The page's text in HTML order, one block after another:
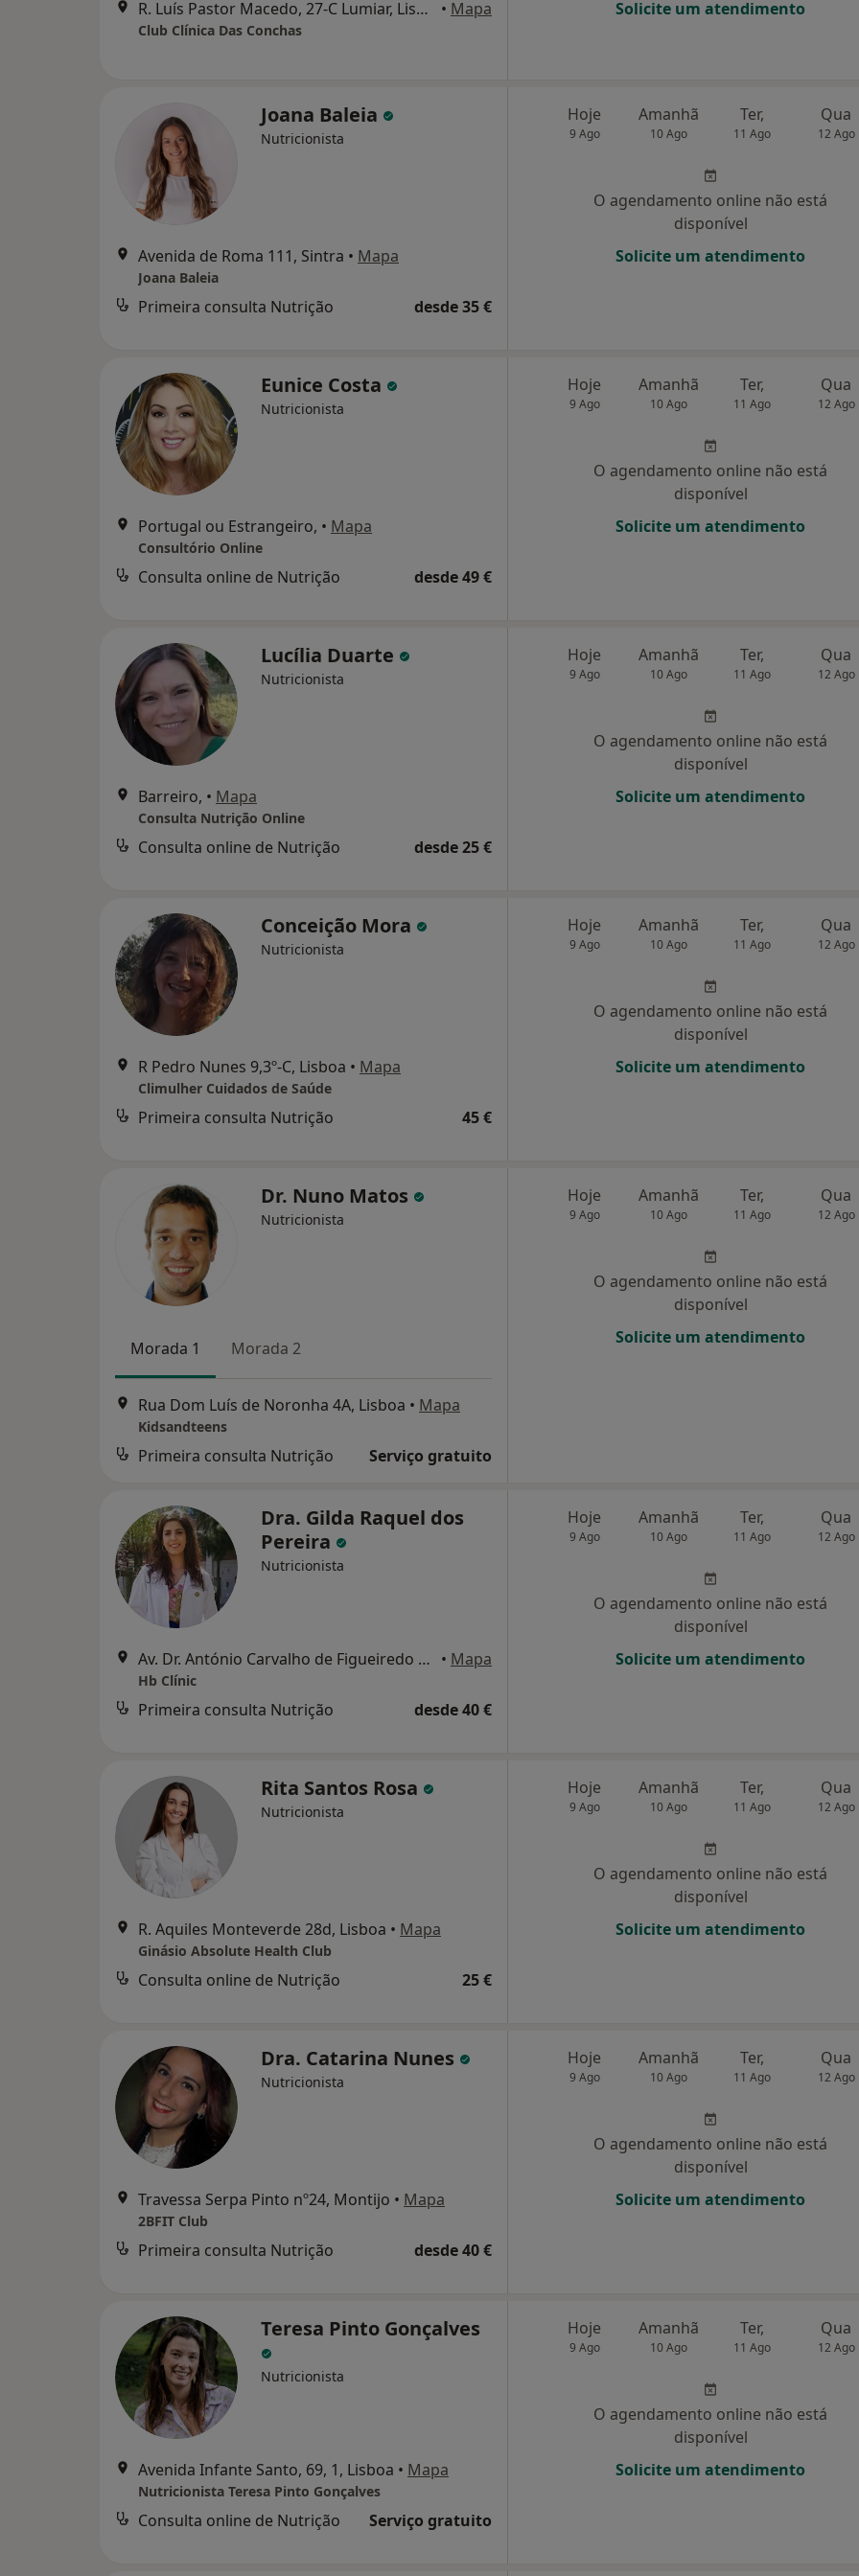
R. Luís Pastor Macedo, 27-C Lumiar, Lisboa • Mapa
Club Clínica Das Conchas
Solicite um atendimento
Joana Baleia
Nutricionista
Avenida de Roma 111, Sintra • Mapa
Joana Baleia
Primeira consulta Nutrição desde 35 €
Hoje
9 Ago
Amanhã
10 Ago
Ter,
11 Ago
Qua
12 Ago
O agendamento online não está
disponível
Solicite um atendimento
Eunice Costa
Nutricionista
Portugal ou Estrangeiro, • Mapa
Consultório Online
Consulta online de Nutrição desde 49 €
Hoje
9 Ago
Amanhã
10 Ago
Ter,
11 Ago
Qua
12 Ago
O agendamento online não está
disponível
Solicite um atendimento
Lucília Duarte
Nutricionista
Barreiro, • Mapa
Consulta Nutrição Online
Consulta online de Nutrição desde 25 €
Hoje
9 Ago
Amanhã
10 Ago
Ter,
11 Ago
Qua
12 Ago
O agendamento online não está
disponível
Solicite um atendimento
Conceição Mora
Nutricionista
R Pedro Nunes 9,3º-C, Lisboa • Mapa
Climulher Cuidados de Saúde
Primeira consulta Nutrição 45 €
Hoje
9 Ago
Amanhã
10 Ago
Ter,
11 Ago
Qua
12 Ago
O agendamento online não está
disponível
Solicite um atendimento
Dr. Nuno Matos
Nutricionista
Morada 1 Morada 2
Rua Dom Luís de Noronha 4A, Lisboa • Mapa
Kidsandteens
Primeira consulta Nutrição Serviço gratuito
Hoje
9 Ago
Amanhã
10 Ago
Ter,
11 Ago
Qua
12 Ago
O agendamento online não está
disponível
Solicite um atendimento
Dra. Gilda Raquel dos
Pereira
Nutricionista
Av. Dr. António Carvalho de Figueiredo 28, Loures • Mapa
Hb Clínic
Primeira consulta Nutrição desde 40 €
Hoje
9 Ago
Amanhã
10 Ago
Ter,
11 Ago
Qua
12 Ago
O agendamento online não está
disponível
Solicite um atendimento
Rita Santos Rosa
Nutricionista
R. Aquiles Monteverde 28d, Lisboa • Mapa
Ginásio Absolute Health Club
Consulta online de Nutrição 25 €
Hoje
9 Ago
Amanhã
10 Ago
Ter,
11 Ago
Qua
12 Ago
O agendamento online não está
disponível
Solicite um atendimento
Dra. Catarina Nunes
Nutricionista
Travessa Serpa Pinto nº24, Montijo • Mapa
2BFIT Club
Primeira consulta Nutrição desde 40 €
Hoje
9 Ago
Amanhã
10 Ago
Ter,
11 Ago
Qua
12 Ago
O agendamento online não está
disponível
Solicite um atendimento
Teresa Pinto Gonçalves
Nutricionista
Avenida Infante Santo, 69, 1, Lisboa • Mapa
Nutricionista Teresa Pinto Gonçalves
Consulta online de Nutrição Serviço gratuito
Hoje
9 Ago
Amanhã
10 Ago
Ter,
11 Ago
Qua
12 Ago
O agendamento online não está
disponível
Solicite um atendimento